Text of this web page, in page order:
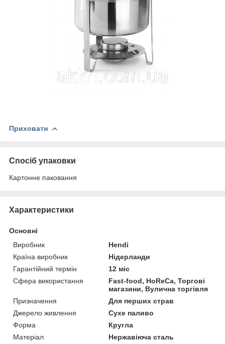
Приховати
Спосіб упаковки
Картонне паковання
Характеристики
Основні
Виробник
Hendi
Країна виробник
Нідерланди
Гарантійний термін
12 міс
Сфера використання
Fast-food, HoReCa, Торгові
магазини, Вулична торгівля
Призначення
Для перших страв
Джерело живлення
Сухе паливо
Форма
Кругла
Матеріал
Нержавіюча сталь